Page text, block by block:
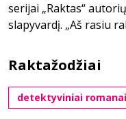
serijai „Raktas“
slapyvardį. „Aš rasiu
Raktažodžiai
detektyviniai romanai